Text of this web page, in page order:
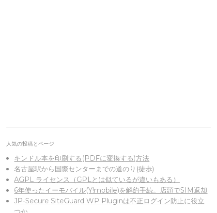
人気の投稿とページ
キンドル本を印刷する(PDFに変換する)方法
名古屋駅から国際センターまでの道のり(徒歩)
AGPL ライセンス（GPLとは似ているが違いもある）
6年使ったイーモバイル(Y!mobile)を解約手続。店頭でSIM返却
JP-Secure SiteGuard WP Pluginは不正ログイン防止に役立